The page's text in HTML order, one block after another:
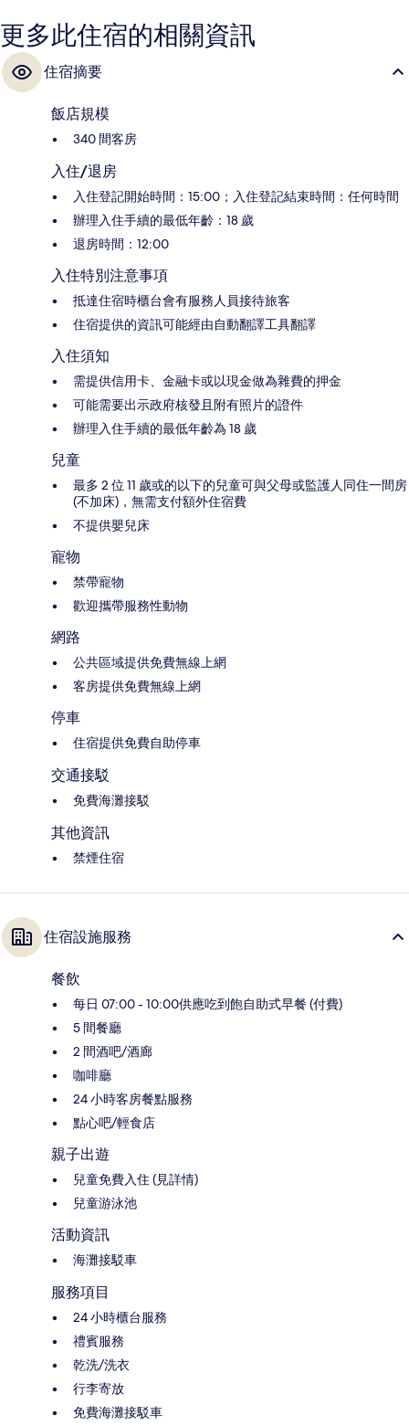
更多此住宿的相關資訊
住宿摘要
飯店規模
340 間客房
入住/退房
入住登記開始時間：15:00；入住登記結束時間：任何時間
辦理入住手續的最低年齡：18 歲
退房時間：12:00
入住特別注意事項
抵達住宿時櫃台會有服務人員接待旅客
住宿提供的資訊可能經由自動翻譯工具翻譯
入住須知
需提供信用卡、金融卡或以現金做為雜費的押金
可能需要出示政府核發且附有照片的證件
辦理入住手續的最低年齡為 18 歲
兒童
最多 2 位 11 歲或的以下的兒童可與父母或監護人同住一間房
(不加床)，無需支付額外住宿費
不提供嬰兒床
寵物
禁帶寵物
歡迎攜帶服務性動物
網路
公共區域提供免費無線上網
客房提供免費無線上網
停車
住宿提供免費自助停車
交通接駁
免費海灘接駁
其他資訊
禁煙住宿
住宿設施服務
餐飲
每日 07:00 - 10:00供應吃到飽自助式早餐 (付費)
5 間餐廳
2 間酒吧/酒廊
咖啡廳
24 小時客房餐點服務
點心吧/輕食店
親子出遊
兒童免費入住 (見詳情)
兒童游泳池
活動資訊
海灘接駁車
服務項目
24 小時櫃台服務
禮賓服務
乾洗/洗衣
行李寄放
免費海灘接駁車